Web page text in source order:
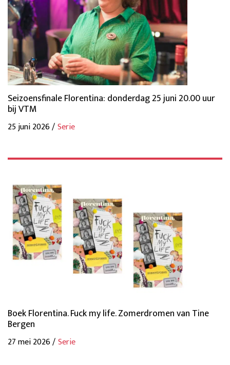
Seizoensfinale Florentina: donderdag 25 juni 20.00 uur
bij VTM
25 juni 2026 /Serie
Boek Florentina. Fuck my life. Zomerdromen van Tine
Bergen
27 mei 2026 /Serie